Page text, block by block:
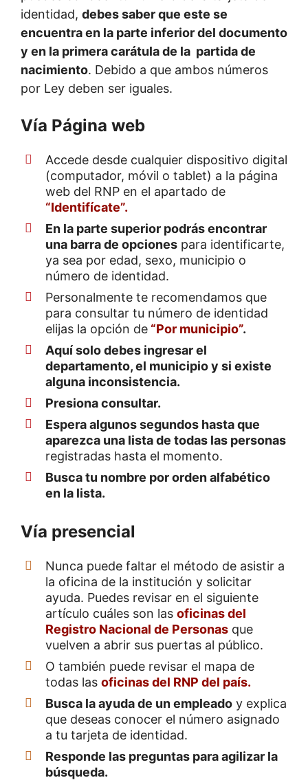
identidad, debes saber que este se
encuentra en la parte inferior del documento
y en la primera carátula de la partida de
nacimiento. Debido a que ambos números
por Ley deben ser iguales.
Vía Página web
Accede desde cualquier dispositivo digital
(computador, móvil o tablet) a la página
web del RNP en el apartado de
“Identifícate”.
En la parte superior podrás encontrar
una barra de opciones para identificarte,
ya sea por edad, sexo, municipio o
número de identidad.
Personalmente te recomendamos que
para consultar tu número de identidad
elijas la opción de “Por municipio”.
Aquí solo debes ingresar el
departamento, el municipio y si existe
alguna inconsistencia.
Presiona consultar.
Espera algunos segundos hasta que
aparezca una lista de todas las personas
registradas hasta el momento.
Busca tu nombre por orden alfabético
en la lista.
Vía presencial
Nunca puede faltar el método de asistir a
la oficina de la institución y solicitar
ayuda. Puedes revisar en el siguiente
artículo cuáles son las oficinas del
Registro Nacional de Personas que
vuelven a abrir sus puertas al público.
O también puede revisar el mapa de
todas las oficinas del RNP del país.
Busca la ayuda de un empleado y explica
que deseas conocer el número asignado
a tu tarjeta de identidad.
Responde las preguntas para agilizar la
búsqueda.